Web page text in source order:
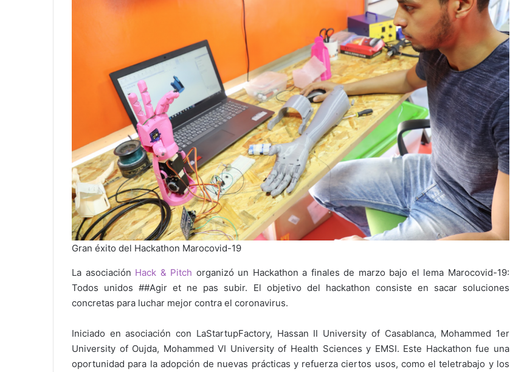
Gran éxito del Hackathon Marocovid-19
La asociación Hack & Pitch organizó un Hackathon a finales de marzo bajo el lema Marocovid-19:
Todos unidos ##Agir et ne pas subir. El objetivo del hackathon consiste en sacar soluciones
concretas para luchar mejor contra el coronavirus.
Iniciado en asociación con LaStartupFactory, Hassan II University of Casablanca, Mohammed 1er
University of Oujda, Mohammed VI University of Health Sciences y EMSI. Este Hackathon fue una
oportunidad para la adopción de nuevas prácticas y refuerza ciertos usos, como el teletrabajo y los